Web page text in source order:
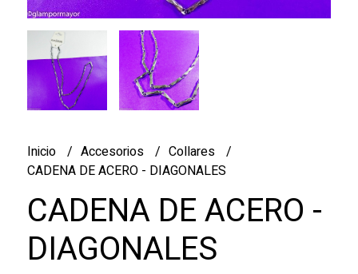
Inicio Accesorios
Collares
CADENA DE ACERO - DIAGONALES
CADENA DE ACERO -
DIAGONALES